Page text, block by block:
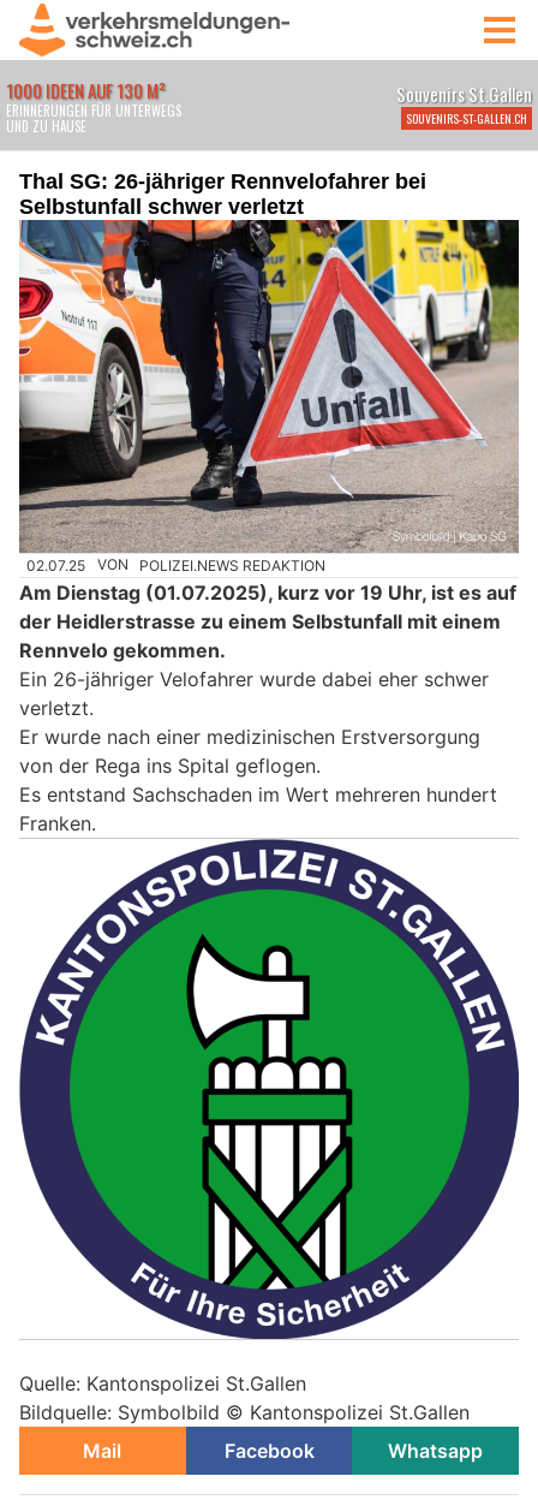
Thal SG: 26-jähriger Rennvelofahrer bei
Selbstunfall schwer verletzt
02.07.25 VON POLIZEI.NEWS REDAKTION
Am Dienstag (01.07.2025), kurz vor 19 Uhr, ist es auf
der Heidlerstrasse zu einem Selbstunfall mit einem
Rennvelo gekommen.
Ein 26-jähriger Velofahrer wurde dabei eher schwer
verletzt.
Er wurde nach einer medizinischen Erstversorgung
von der Rega ins Spital geflogen.
Es entstand Sachschaden im Wert mehreren hundert
Franken.
Quelle: Kantonspolizei St.Gallen
Bildquelle: Symbolbild © Kantonspolizei St.Gallen
Mail
Facebook Whatsapp